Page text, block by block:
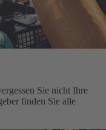
Sie nicht Ihre
finden Sie alle